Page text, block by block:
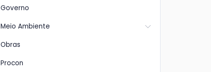
Governo
Meio Ambiente
Obras
Procon